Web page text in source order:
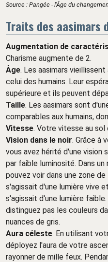
Source : Pangée - l'Âge du
Traits des aasimars
Augmentation de
Charisme augmente de 2.
Âge. Les aasimars
celui des humains. Leur
supérieure et ils peuvent
Taille. Les aasimars sont
comparables aux humains,
Vitesse. Votre vitesse au
Vision dans le noir. Grâce à
vous avez hérité d'une vision
par faible luminosité. Dans
pouvez voir dans une zone
s'agissait d'une lumière vive
s'agissait d'une lumière
distinguez pas les couleurs
nuances de gris.
Aura céleste. En utilisant
déployez l'aura de votre
rayonner de mille feux.